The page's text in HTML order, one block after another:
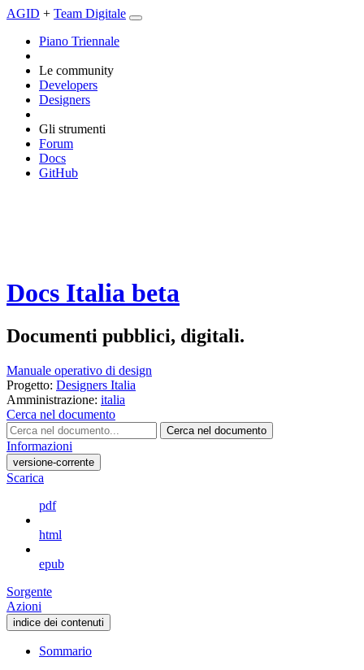
AGID + Team Digitale
Piano Triennale
Le community
Developers
Designers
Gli strumenti
Forum
Docs
GitHub
Docs Italia beta
Documenti pubblici, digitali.
Manuale operativo di design
Progetto: Designers Italia
Amministrazione: italia
Cerca nel documento
Cerca nel documento
Informazioni
versione-corrente
Scarica
pdf
html
epub
Sorgente
Azioni
indice dei contenuti
Sommario